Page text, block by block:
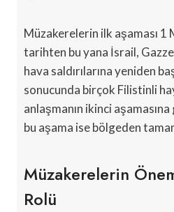
Müzakerelerin ilk aşaması 1
tarihten bu yana İsrail,
hava saldırılarına yeniden
sonucunda birçok Filistinli
anlaşmanın ikinci
bu aşama ise bölgeden
Müzakerelerin
Rolü